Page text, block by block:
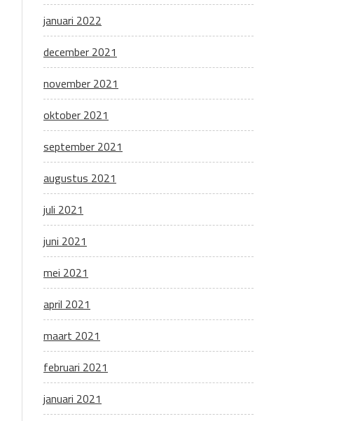
januari 2022
december 2021
november 2021
oktober 2021
september 2021
augustus 2021
juli 2021
juni 2021
mei 2021
april 2021
maart 2021
februari 2021
januari 2021